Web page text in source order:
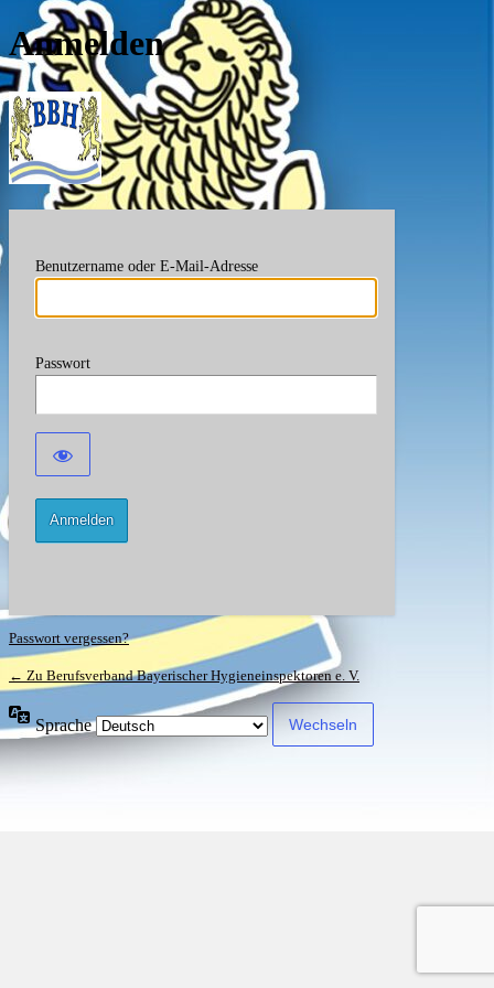
Anmelden
Berufsverband
Benutzername oder E-Mail-Adresse
Passwort
Passwort vergessen?
← Zu Berufsverband Bayerischer Hygieneinspektoren e. V.
Sprache